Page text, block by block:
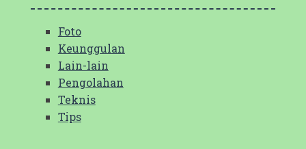
Foto
Keunggulan
Lain-lain
Pengolahan
Teknis
Tips